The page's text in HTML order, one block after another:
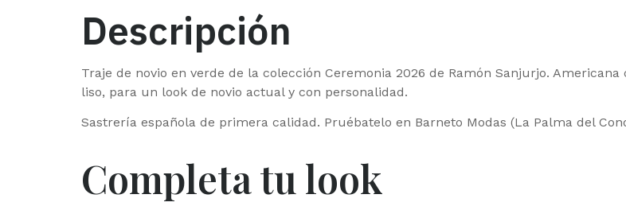
Descripción
Traje de novio en verde de la colección Ceremonia 2026 de Ramón Sanjurjo.
liso, para un look de novio actual y con personalidad.
Sastrería española de primera calidad. Pruébatelo en Barneto Modas (La Palma del